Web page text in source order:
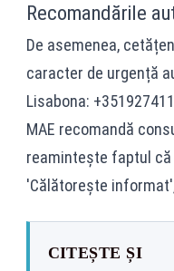
Recomandările
De asemenea,
caracter de urgență
Lisabona:
MAE recomandă
reamintește faptul
'Călătorește
CITEȘTE ȘI